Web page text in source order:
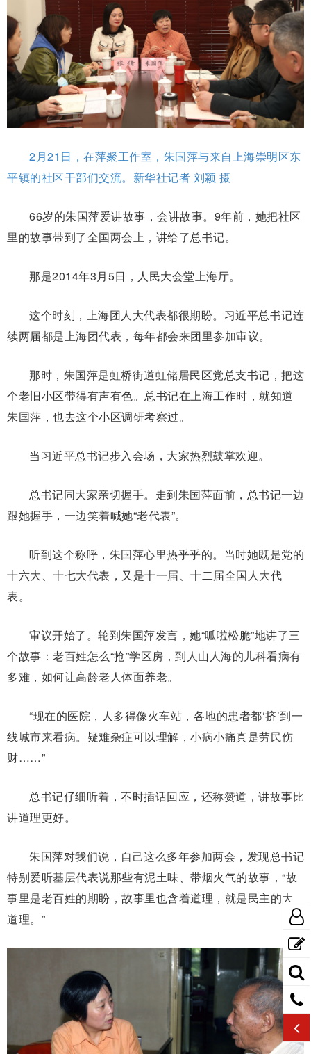
2月21日，在萍聚工作室，朱国萍与来自上海崇明区东
平镇的社区干部们交流。新华社记者 刘颖 摄
66岁的朱国萍爱讲故事，会讲故事。9年前，她把社区
里的故事带到了全国两会上，讲给了总书记。
那是2014年3月5日，人民大会堂上海厅。
这个时刻，上海团人大代表都很期盼。习近平总书记连
续两届都是上海团代表，每年都会来团里参加审议。
那时，朱国萍是虹桥街道虹储居民区党总支书记，把这
个老旧小区带得有声有色。总书记在上海工作时，就知道
朱国萍，也去这个小区调研考察过。
当习近平总书记步入会场，大家热烈鼓掌欢迎。
总书记同大家亲切握手。走到朱国萍面前，总书记一边
跟她握手，一边笑着喊她“老代表”。
听到这个称呼，朱国萍心里热乎乎的。当时她既是党的
十六大、十七大代表，又是十一届、十二届全国人大代
表。
审议开始了。轮到朱国萍发言，她“呱啦松脆”地讲了三
个故事：老百姓怎么“抢”学区房，到人山人海的儿科看病有
多难，如何让高龄老人体面养老。
“现在的医院，人多得像火车站，各地的患者都‘挤’到一
线城市来看病。疑难杂症可以理解，小病小痛真是劳民伤
财……”
总书记仔细听着，不时插话回应，还称赞道，讲故事比
讲道理更好。
朱国萍对我们说，自己这么多年参加两会，发现总书记
特别爱听基层代表说那些有泥土味、带烟火气的故事，“故
事里是老百姓的期盼，故事里也含着道理，就是民主的大
道理。”